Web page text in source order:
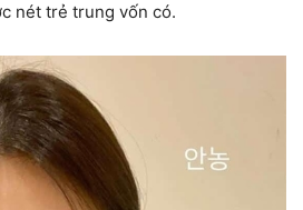
nét trẻ trung vốn có.